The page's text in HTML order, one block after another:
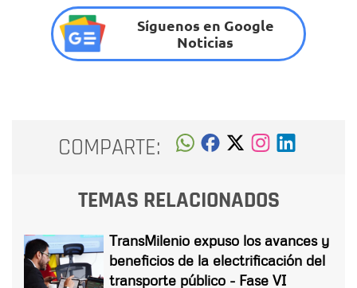
Síguenos en Google
Noticias
COMPARTE:
TEMAS RELACIONADOS
TransMilenio expuso los avances y
beneficios de la electrificación del
transporte público - Fase VI